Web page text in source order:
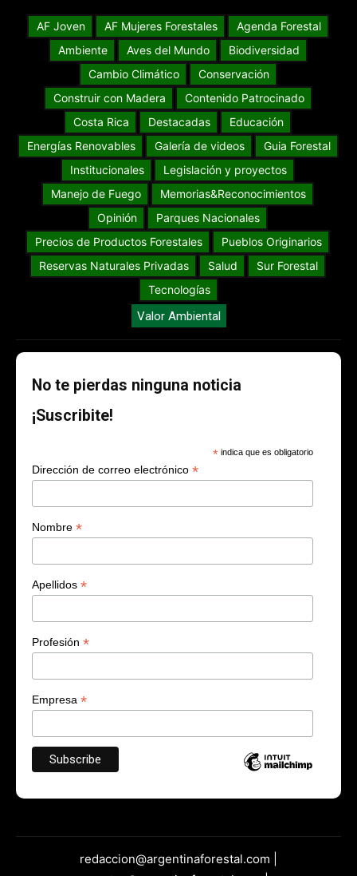
AF Joven AF Mujeres Forestales
Agenda Forestal
Ambiente
Aves del Mundo
Biodiversidad
Cambio Climático
Conservación
Construir con Madera
Contenido Patrocinado
Costa Rica
Destacadas
Educación
Energías Renovables
Galería de videos
Guia Forestal
Institucionales
Legislación y proyectos
Manejo de Fuego
Memorias&Reconocimientos
Opinión
Parques Nacionales
Precios de Productos Forestales
Pueblos Originarios
Reservas Naturales Privadas
Salud
Sur Forestal
Tecnologías
Valor Ambiental
No te pierdas ninguna noticia
¡Suscribite!
* indica que es obligatorio
Dirección de correo electrónico *
Nombre *
Apellidos *
Profesión *
Empresa *
redaccion@argentinaforestal.com |